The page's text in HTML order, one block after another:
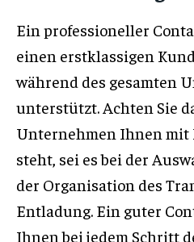
Ein professioneller
einen erstklassigen
während des gesamten
unterstützt. Achten Sie
Unternehmen Ihnen mit
steht, sei es bei der
der Organisation des
Entladung. Ein guter
Ihnen bei jedem Schritt